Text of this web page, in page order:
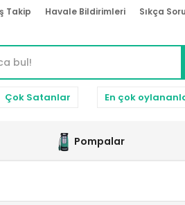
Takip Havale Bildirimleri Sıkça
Çok Satanlar En çok
Pompalar